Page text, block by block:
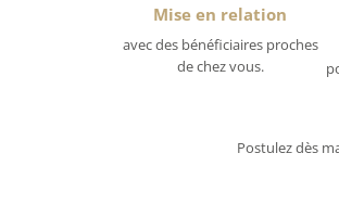
Mise en relation
avec des bénéficiaires proches
de chez vous.
Postulez dès